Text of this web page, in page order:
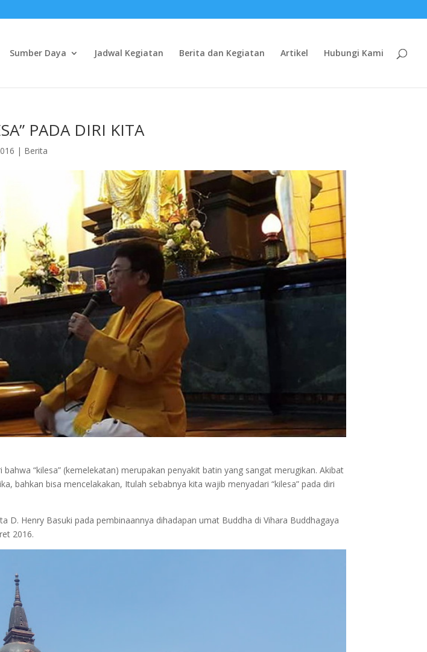
Sumber Daya Jadwal Kegiatan Berita dan Kegiatan Artikel Hubungi Kami
PADA DIRI KITA
| Berita
bahwa “kilesa” (kemelekatan) merupakan penyakit batin yang sangat merugikan. Akibat
bahkan bisa mencelakakan, Itulah sebabnya kita wajib menyadari “kilesa” pada diri
D. Henry Basuki pada pembinaannya dihadapan umat Buddha di Vihara Buddhagaya
2016.